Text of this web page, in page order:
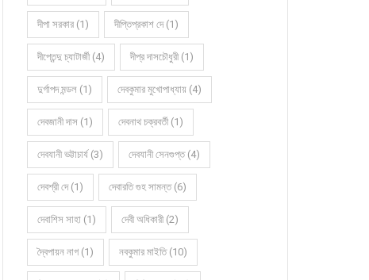
দীপা সরকার (1) দীপ্তিপ্রকাশ দে (1)
দীপ্তেন্দু চ্যাটার্জী (4) দীপ্র দাসচৌধুরী (1)
দুর্গাপদ মন্ডল (1) দেবকুমার মুখোপাধ্যায় (4)
দেবজানী দাস (1) দেবনাথ চক্রবর্তী (1)
দেবযানী ভট্টাচার্য (3) দেবযানী সেনগুপ্ত (4)
দেবশ্রী দে (1) দেবারতি গুহ সামন্ত (6)
দেবাশিস সাহা (1) দেবী অধিকারী (2)
দ্বৈপায়ন নাগ (1) নবকুমার মাইতি (10)